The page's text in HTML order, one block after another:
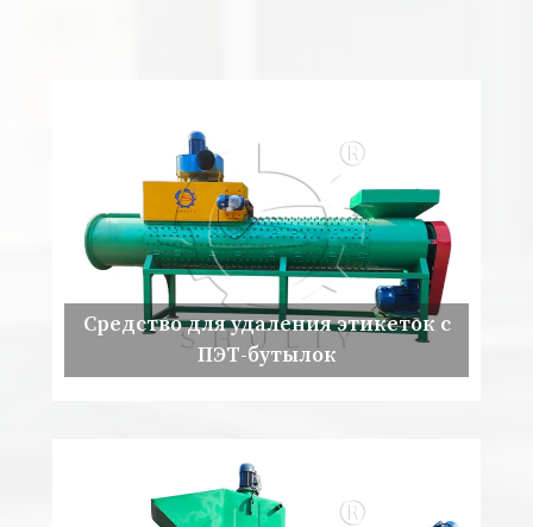
Средство для удаления этикеток с
ПЭТ-бутылок